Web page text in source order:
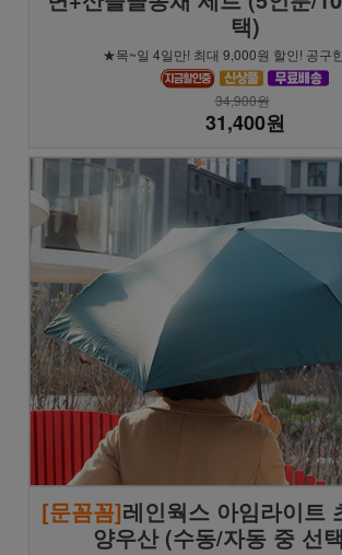
택)
★목~일 4일만! 최대 9,000원 할인! 공구
34,900원
31,400원
[문꼼꼼]레인웍스 아임라이트
양우산 (수동/자동 중 선